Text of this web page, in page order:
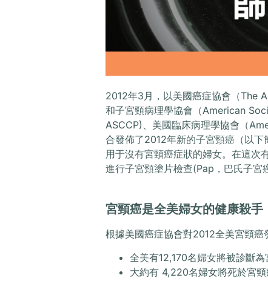
2012年3月，以美國癌症協會（The
和子宮頸病理學協會（American
ASCCP)、美國臨床病理學協會（
合發佈了2012年新的子宮頸癌（以
用于沒有宮頸癌症狀的婦女。在這次
進行子宮頸塗片檢查(Pap，巴氏子宮
宮頸癌是全美婦女的健康殺
根據美國癌症協會對2012全美宮頸癌
全美有12,170名婦女將被診斷為
大約有 4,220名婦女將死於宮頸